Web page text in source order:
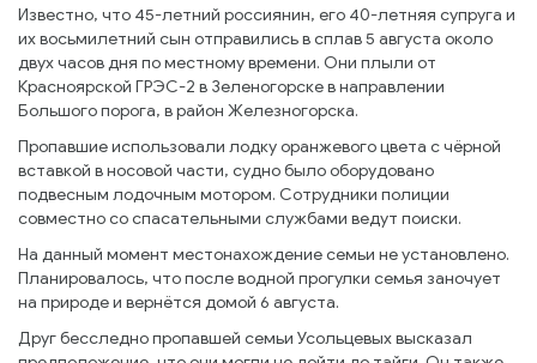
Известно, что 45-летний россиянин, его 40-летняя супруга и
их восьмилетний сын отправились в сплав 5 августа около
двух часов дня по местному времени. Они плыли от
Красноярской ГРЭС-2 в Зеленогорске в направлении
Большого порога, в район Железногорска.
Пропавшие использовали лодку оранжевого цвета с чёрной
вставкой в носовой части, судно было оборудовано
подвесным лодочным мотором. Сотрудники полиции
совместно со спасательными службами ведут поиски.
На данный момент местонахождение семьи не установлено.
Планировалось, что после водной прогулки семья заночует
на природе и вернётся домой 6 августа.
Друг бесследно пропавшей семьи Усольцевых высказал